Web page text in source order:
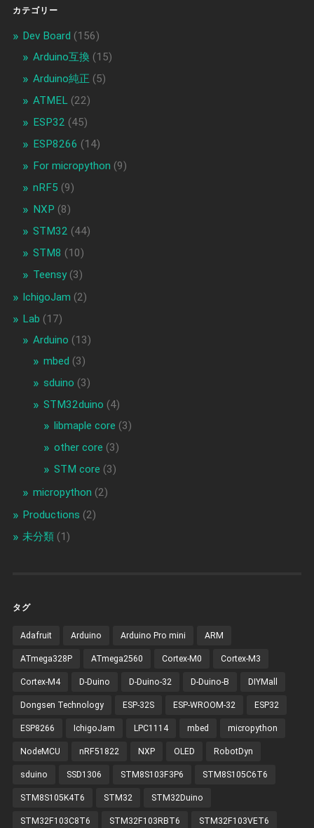
カテゴリー
Dev Board (156)
Arduino互換 (15)
Arduino純正 (5)
ATMEL(22)
ESP32 (45)
ESP8266 (14)
For micropython (9)
nRF5 (9)
NXP (8)
STM32 (44)
STM8 (10)
Teensy(3)
IchigoJam (2)
Lab (17)
Arduino (13)
mbed (3)
sduino (3)
STM32duino (4)
libmaple core (3)
other core (3)
STM core (3)
micropython (2)
Productions (2)
未分類(1)
タグ
Adafruit Arduino Arduino Pro mini ARM
ATmega328P ATmega2560 Cortex-M0 Cortex-M3
Cortex-M4 D-Duino D-Duino-32 D-Duino-B DIYMall
Dongsen Technology ESP-32S ESP-WROOM-32 ESP32
ESP8266 IchigoJam LPC1114 mbed micropython
NodeMCU nRF51822 NXP OLED RobotDyn
sduino SSD1306 STM8S103F3P6 STM8S105C6T6
STM8S105K4T6 STM32 STM32Duino
STM32F103C8T6 STM32F103RBT6 STM32F103VET6